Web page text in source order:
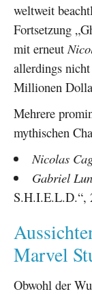
weltweit
Fortsetzung
mit erneut
allerdings
Millionen
Mehrere
mythischen
Nicolas
Gabriel
S.H.I.E.L.D.“,
Marvel
Obwohl der